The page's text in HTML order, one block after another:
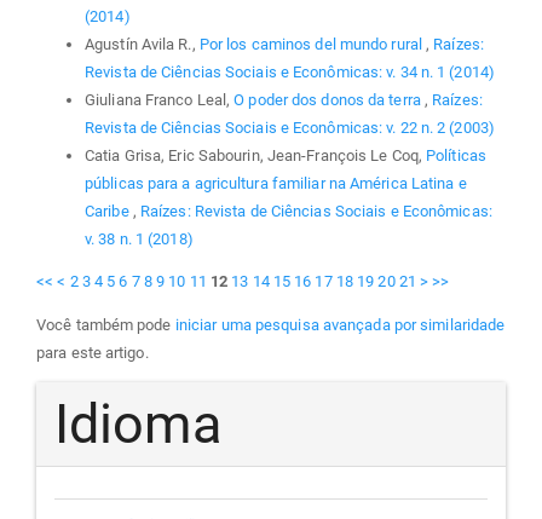
(2014)
Agustín Avila R., Por los caminos del mundo rural, Raízes:
Revista de Ciências Sociais e Econômicas: v. 34 n. 1 (2014)
Giuliana Franco Leal,O poder dos donos da terra , Raízes:
Revista de Ciências Sociais e Econômicas: v. 22 n. 2 (2003)
Catia Grisa, Eric Sabourin, Jean-François Le Coq, Políticas
públicas para a agricultura familiar na América Latina e
Caribe , Raízes: Revista de Ciências Sociais e Econômicas:
v. 38 n. 1 (2018)
<< < 2 3 4 5 6 7 8 9 10 11 12 13 14 15 16 17 18 19 20 21 > >>
Você também pode iniciar uma pesquisa avançada por similaridade
para este artigo.
Idioma